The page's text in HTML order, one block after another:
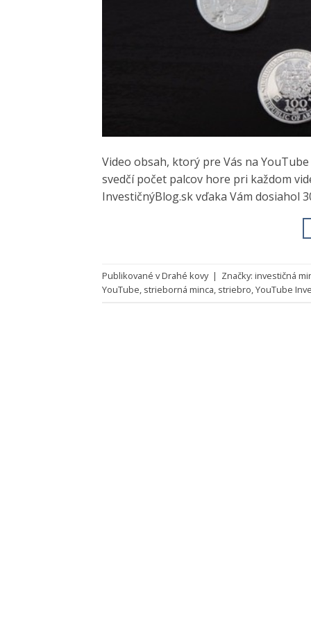
Video obsah, ktorý pre Vás na
svedčí počet palcov hore pri každom
InvestičnýBlog.sk vďaka Vám dosiahol
Publikované vDrahé kovy | Značky: investičná
YouTube, strieborná minca, striebro,YouTube